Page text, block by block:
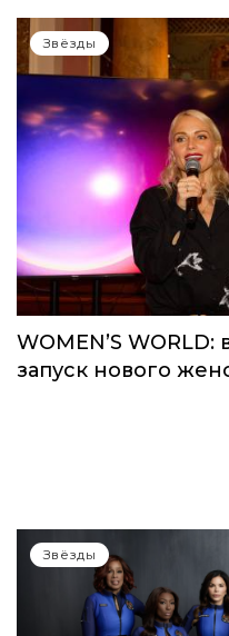
Звёзды
WOMEN’S
запуск нового
Звёзды